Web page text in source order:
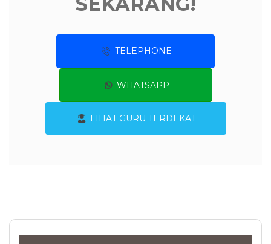
TELEPHONE
WHATSAPP
LIHAT GURU TERDEKAT